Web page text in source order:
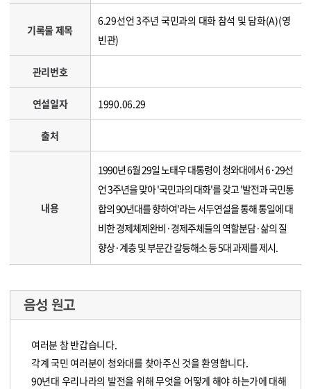
기록물 제목
6.29선언 3주년 국민과의 대화 참석 및 담화(A)(영
빈관)
관리번호
연설일자 1990.06.29
출처
내용
1990년 6월 29일 노태우 대통령이 청와대에서 6·29선
언 3주년을 맞아 '국민과의 대화'를 갖고 '발전과 국민통
합의 90년대를 향하여'라는 서두연설을 통해 통일에 대
비한 경제체제완비·경제주체들의 역할분담·삶의 질
향상·계층 및 부문간 갈등해소 등 5대 과제를 제시.
여러분 참 반갑습니다.
각계 국민 여러분이 청와대를 찾아주신 것을 환영합니다.
90년대 우리나라의 발전을 위해 무엇을 어떻게 해야 하는가에 대해